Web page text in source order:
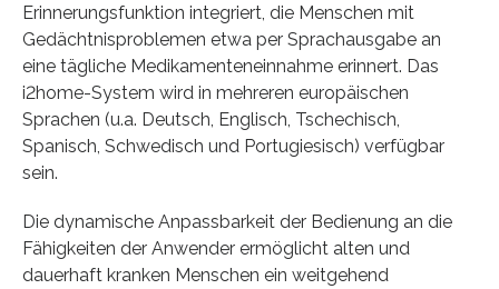
Erinnerungsfunktion integriert, die Menschen mit
Gedächtnisproblemen etwa per Sprachausgabe an
eine tägliche Medikamenteneinnahme erinnert. Das
i2home-System wird in mehreren europäischen
Sprachen (u.a. Deutsch, Englisch, Tschechisch,
Spanisch, Schwedisch und Portugiesisch) verfügbar
sein.
Die dynamische Anpassbarkeit der Bedienung an die
Fähigkeiten der Anwender ermöglicht alten und
dauerhaft kranken Menschen ein weitgehend